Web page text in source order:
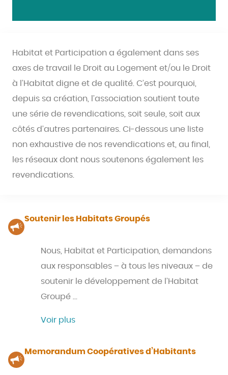
Habitat et Participation a également dans ses
axes de travail le Droit au Logement et/ou le Droit
à l’Habitat digne et de qualité. C’est pourquoi,
depuis sa création, l’association soutient toute
une série de revendications, soit seule, soit aux
côtés d’autres partenaires. Ci-dessous une liste
non exhaustive de nos revendications et, au final,
les réseaux dont nous soutenons également les
revendications.
Soutenir les Habitats Groupés
Nous, Habitat et Participation, demandons
aux responsables – à tous les niveaux – de
soutenir le développement de l’Habitat
Groupé …
Voir plus
Memorandum Coopératives d’Habitants